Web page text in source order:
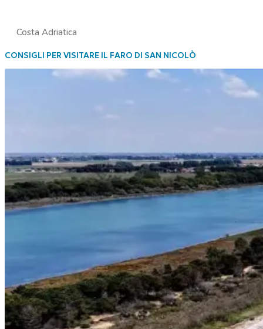
Costa Adriatica
CONSIGLI PER VISITARE IL FARO DI SAN NICOLÒ